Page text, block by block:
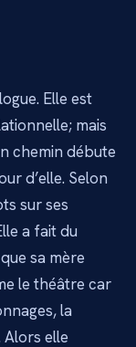
Elle est
mais
chemin débute
d’elle. Selon
sur ses
a fait du
sa mère
le théâtre car
la
elle